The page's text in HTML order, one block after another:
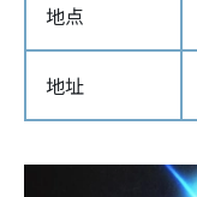
地点
地址